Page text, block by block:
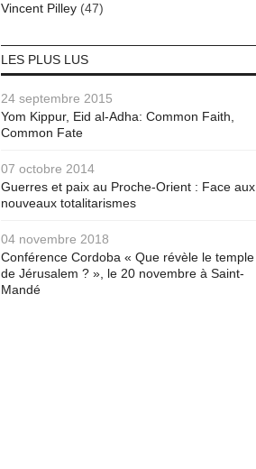
Vincent Pilley(47)
LES PLUS LUS
24 septembre 2015
Yom Kippur, Eid al-Adha: Common Faith,
Common Fate
07 octobre 2014
Guerres et paix au Proche-Orient : Face aux
nouveaux totalitarismes
04 novembre 2018
Conférence Cordoba « Que révèle le temple
de Jérusalem ? », le 20 novembre à Saint-
Mandé